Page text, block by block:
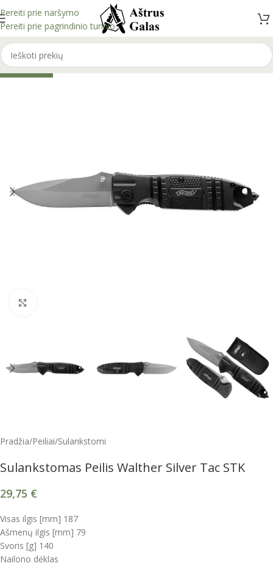
Pereiti prie naršymo
Pereiti prie pagrindinio turinio
Pradžia/Peiliai/Sulankstomi
Sulankstomas Peilis Walther Silver Tac STK
29,75 €
Visas ilgis [mm] 187
Ašmenų ilgis [mm] 79
Svoris [g] 140
Nailono dėklas